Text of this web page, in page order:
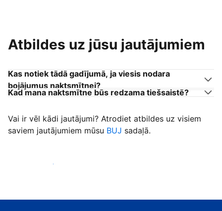
Atbildes uz jūsu jautājumiem
Kas notiek tādā gadījumā, ja viesis nodara
bojājumus naktsmītnei?
Kad mana naktsmītne būs redzama tiešsaistē?
Vai ir vēl kādi jautājumi? Atrodiet atbildes uz visiem
saviem jautājumiem mūsu BUJ sadaļā.
Sākt uzņemt viesus